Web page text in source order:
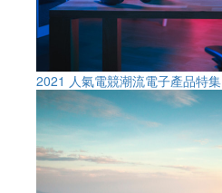
2021 人氣電競潮流電子產品特集